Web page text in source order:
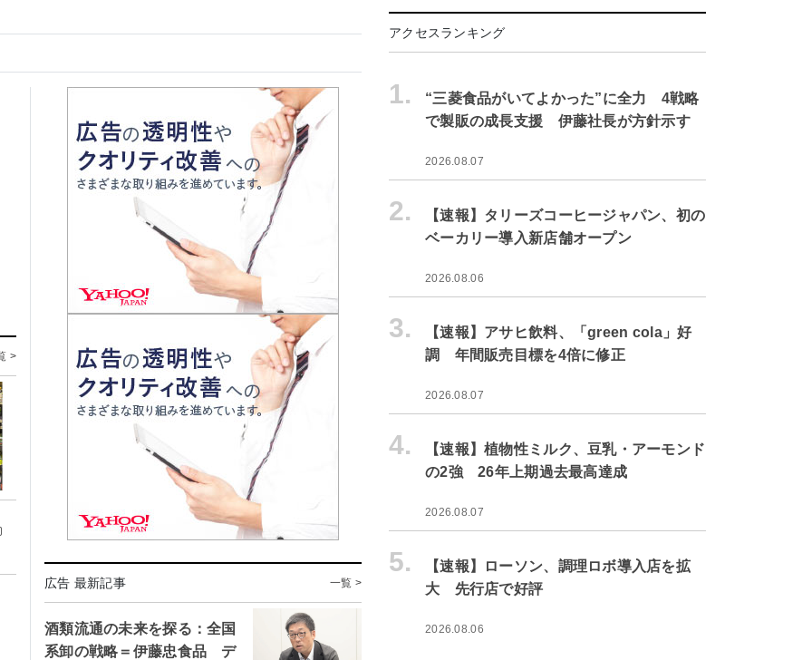
>
広告 最新記事 一覧 >
酒類流通の未来を探る：全国
系卸の戦略＝伊藤忠食品 デ
アクセスランキング
1.
“三菱食品がいてよかった”に全力 4戦略
で製販の成長支援 伊藤社長が方針示す
2026.08.07
2.
【速報】タリーズコーヒージャパン、初の
ベーカリー導入新店舗オープン
2026.08.06
3.
【速報】アサヒ飲料、「green cola」好
調 年間販売目標を4倍に修正
2026.08.07
4.
【速報】植物性ミルク、豆乳・アーモンド
の2強 26年上期過去最高達成
2026.08.07
5.
【速報】ローソン、調理ロボ導入店を拡
大 先行店で好評
2026.08.06